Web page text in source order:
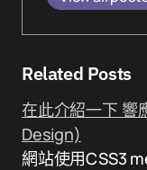
Related Posts
在此介紹一下 響
Design)
網站使用CSS3